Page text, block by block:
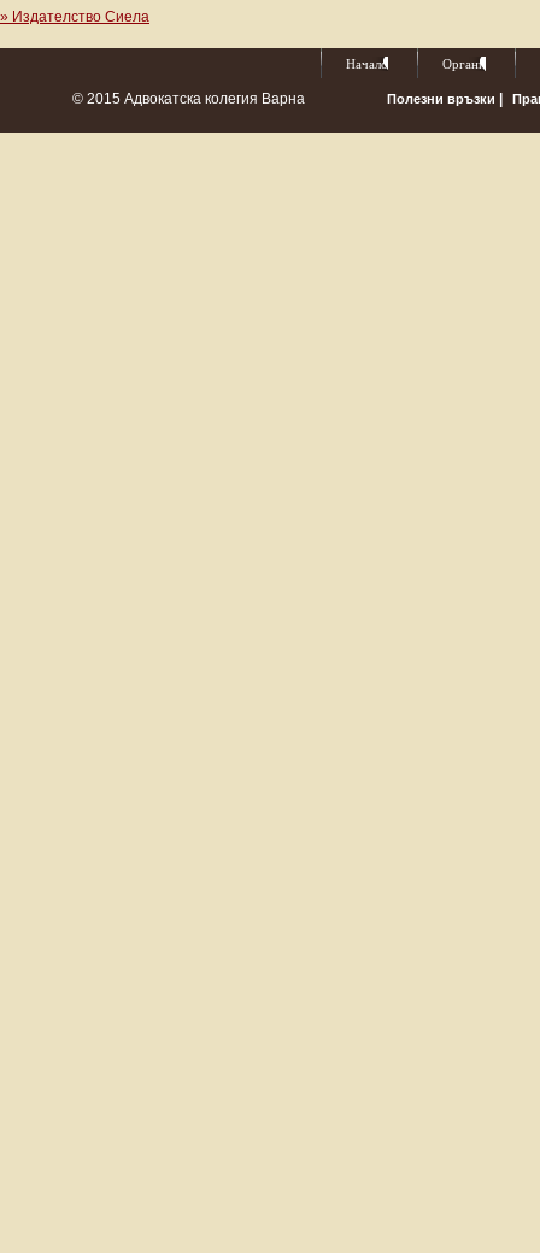
» Издателство Сиела
Начало Органи
© 2015 Адвокатска колегия Варна Полезни връзки